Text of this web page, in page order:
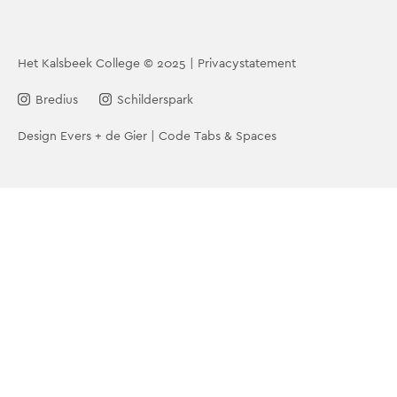
Nieuws
Werken bij
Het Kalsbeek College © 2025 Privacystatement
Bredius Schilderspark
Design Evers + de Gier Code Tabs & Spaces